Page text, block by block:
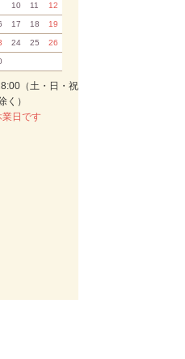
10 11 12
17 18 19
24 25 26
（土・日・祝
く）
日です